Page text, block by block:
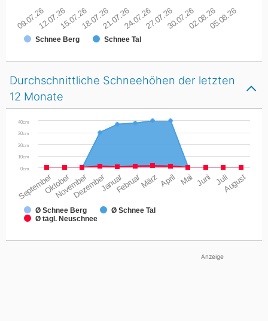
Schnee Berg Schnee Tal
09.07.2612.07.2615.07.2618.07.2621.07.2624.07.2627.07.2630.07.2602.08.2605.08.26
Durchschnittliche Schneehöhen der letzten
12 Monate
Ø Schnee Berg
Ø Schnee Tal
Ø tägl. Neuschnee
0cm
10cm
20cm
30cm
40cm
SeptemberOktober
NovemberDezemberJanuarFebruarMärz April Mai Juni JuliAugust
Anzeige